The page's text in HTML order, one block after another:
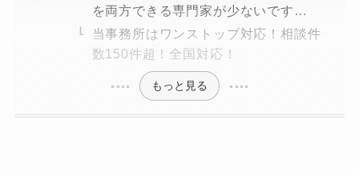
を両方できる専門家が少ないです…
当事務所はワンストップ対応！相談件
数150件超！全国対応！
もっと見る